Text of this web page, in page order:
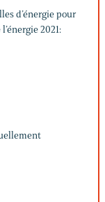
d’énergie pour
2021: